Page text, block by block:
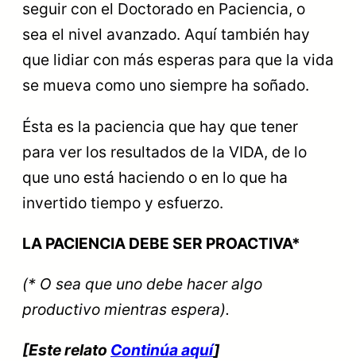
seguir con el Doctorado en Paciencia, o
sea el nivel avanzado. Aquí también hay
que lidiar con más esperas para que la vida
se mueva como uno siempre ha soñado.
Ésta es la paciencia que hay que tener
para ver los resultados de la VIDA, de lo
que uno está haciendo o en lo que ha
invertido tiempo y esfuerzo.
LA PACIENCIA DEBE SER PROACTIVA*
(* O sea que uno debe hacer algo
productivo mientras espera).
[Este relato Continúaaquí]